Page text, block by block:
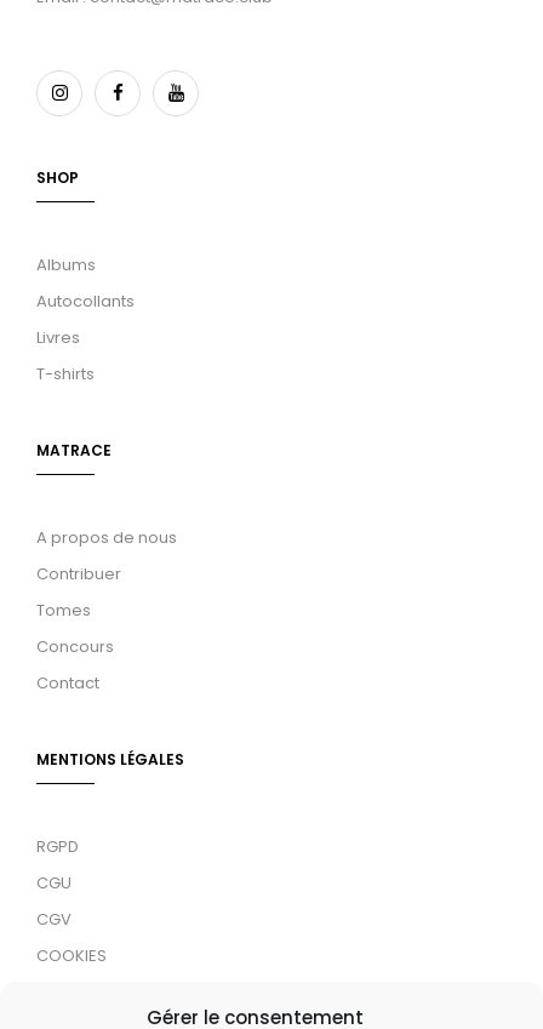
Gérer le consentement
SHOP
Albums
Autocollants
Livres
T-shirts
MATRACE
A propos de nous
Contribuer
Tomes
Concours
Contact
MENTIONS LÉGALES
RGPD
CGU
CGV
COOKIES